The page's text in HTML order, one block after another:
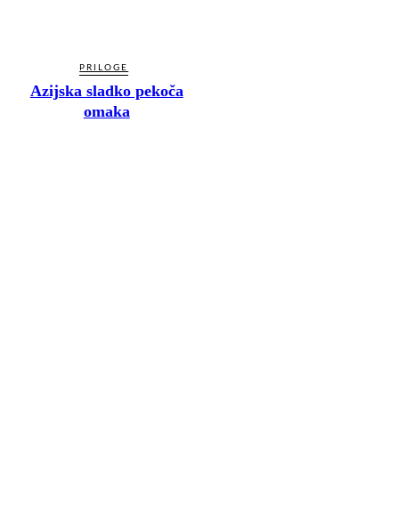
PRILOGE
Azijska sladko pekoča
omaka